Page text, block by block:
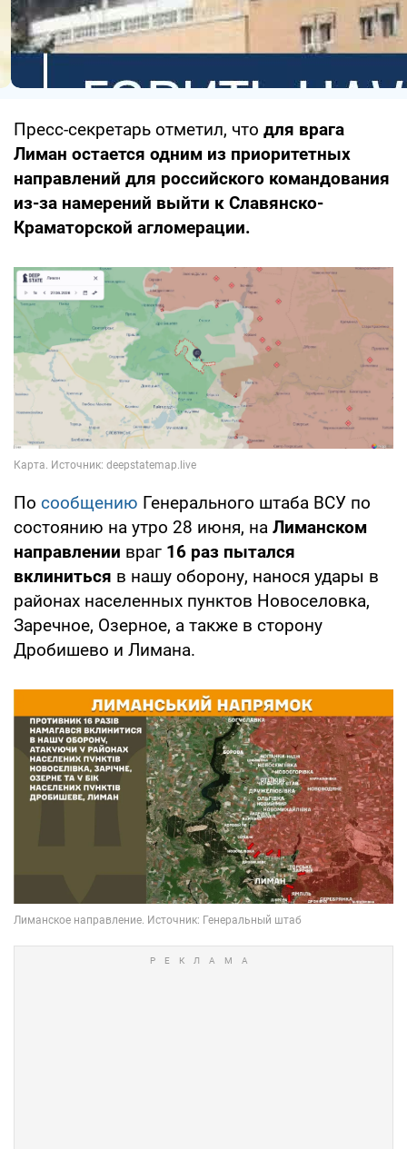
Пресс-секретарь отметил, что для врага
Лиман остается одним из приоритетных
направлений для российского командования
из-за намерений выйти к Славянско-
Краматорской агломерации.
По сообщению Генерального штаба ВСУ по
состоянию на утро 28 июня, на Лиманском
направлении враг 16 раз пытался
вклиниться в нашу оборону, нанося удары в
районах населенных пунктов Новоселовка,
Заречное, Озерное, а также в сторону
Дробишево и Лимана.